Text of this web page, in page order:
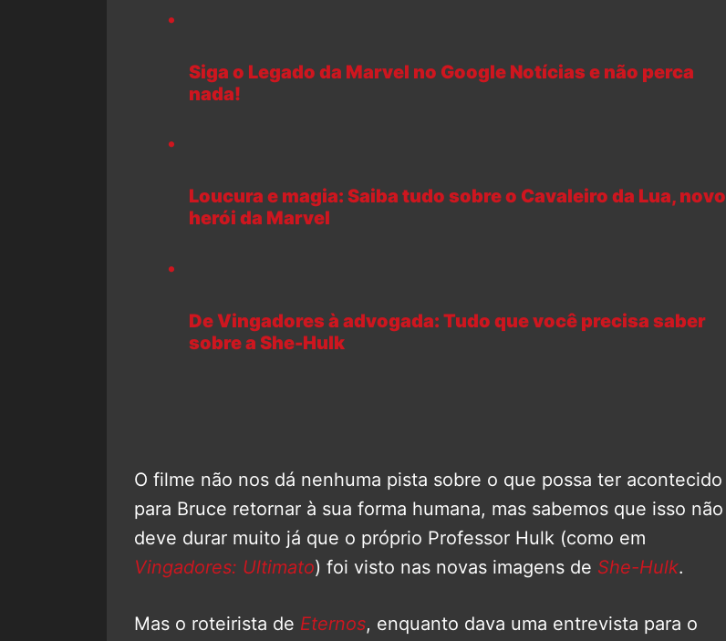
Siga o Legado da Marvel no Google Notícias e não perca
nada!
Loucura e magia: Saiba tudo sobre o Cavaleiro da Lua, novo
herói da Marvel
De Vingadores à advogada: Tudo que você precisa saber
sobre a She-Hulk
O filme não nos dá nenhuma pista sobre o que possa ter acontecido
para Bruce retornar à sua forma humana, mas sabemos que isso não
deve durar muito já que o próprio Professor Hulk (como em
Vingadores: Ultimato) foi visto nas novas imagens de She-Hulk.
Mas o roteirista de Eternos, enquanto dava uma entrevista para o